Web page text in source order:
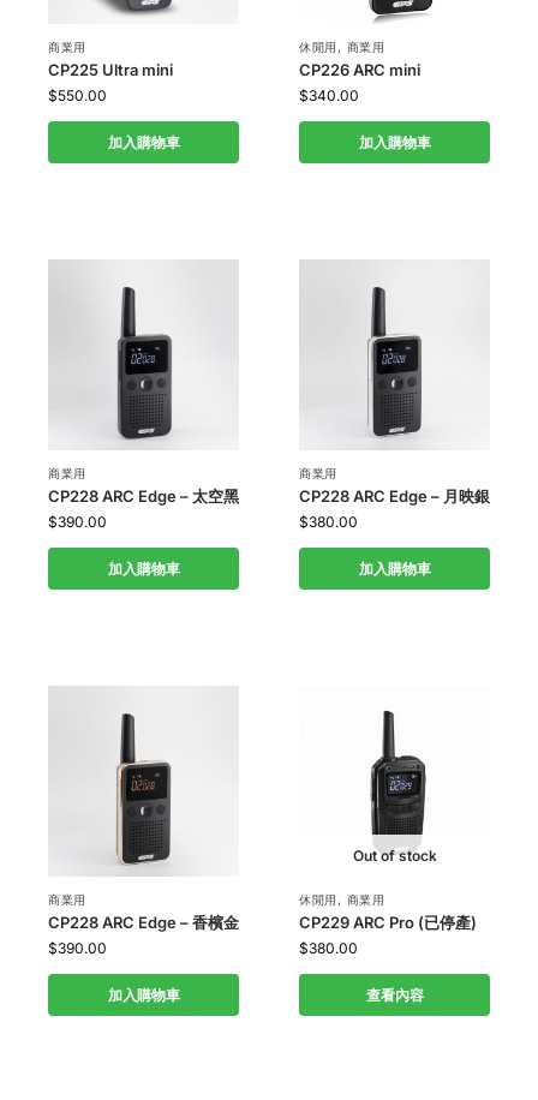
商業用
CP225 Ultra mini
$550.00
加入購物車
休閒用 , 商業用
CP226 ARC mini
$340.00
加入購物車
商業用
CP228 ARC Edge – 太空黑
$390.00
加入購物車
商業用
CP228 ARC Edge – 月映銀
$380.00
加入購物車
商業用
CP228 ARC Edge – 香檳金
$390.00
加入購物車
Out of stock
休閒用 , 商業用
CP229 ARC Pro (已停產)
$380.00
查看內容